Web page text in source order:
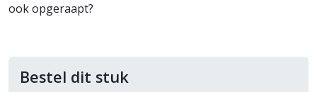
ook opgeraapt?
Bestel dit stuk